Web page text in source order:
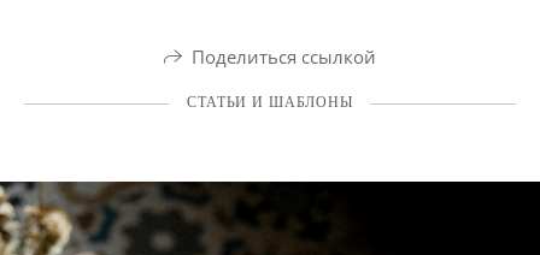
Поделиться ссылкой
СТАТЬИ И ШАБЛОНЫ